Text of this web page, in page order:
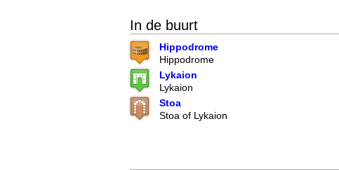
In de buurt
Hippodrome
Hippodrome
Lykaion
Lykaion
Stoa
Stoa of Lykaion